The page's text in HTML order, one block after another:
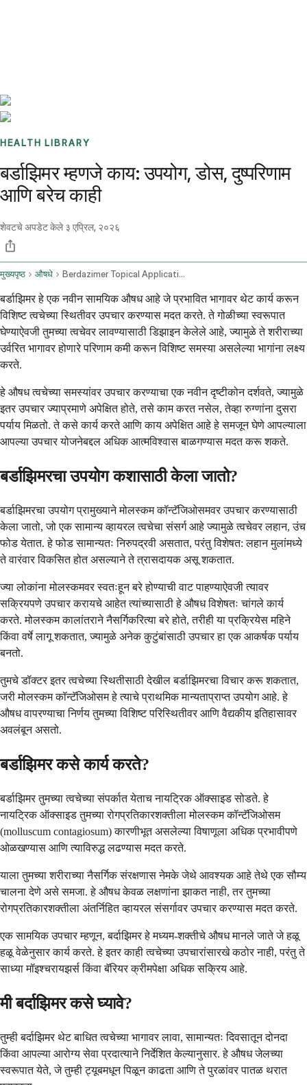
HEALTH LIBRARY
बर्डाझिमर म्हणजे काय: उपयोग, डोस, दुष्परिणाम
आणि बरेच काही
शेवटचे अपडेट केले ३ एप्रिल, २०२६
मुख्यपृष्ठ औषधे Berdazimer Topical Application Route
बर्डाझिमर हे एक नवीन सामयिक औषध आहे जे प्रभावित भागावर थेट कार्य करून
विशिष्ट त्वचेच्या स्थितीवर उपचार करण्यास मदत करते. ते गोळीच्या स्वरूपात
घेण्याऐवजी तुमच्या त्वचेवर लावण्यासाठी डिझाइन केलेले आहे, ज्यामुळे ते शरीराच्या
उर्वरित भागावर होणारे परिणाम कमी करून विशिष्ट समस्या असलेल्या भागांना लक्ष्य
करते.
हे औषध त्वचेच्या समस्यांवर उपचार करण्याचा एक नवीन दृष्टीकोन दर्शवते, ज्यामुळे
इतर उपचार ज्याप्रमाणे अपेक्षित होते, तसे काम करत नसेल, तेव्हा रुग्णांना दुसरा
पर्याय मिळतो. ते कसे कार्य करते आणि काय अपेक्षित आहे हे समजून घेणे आपल्याला
आपल्या उपचार योजनेबद्दल अधिक आत्मविश्वास बाळगण्यास मदत करू शकते.
बर्डाझिमरचा उपयोग कशासाठी केला जातो?
बर्डाझिमरचा उपयोग प्रामुख्याने मोलस्कम कॉन्टॅजिओसमवर उपचार करण्यासाठी
केला जातो, जो एक सामान्य व्हायरल त्वचेचा संसर्ग आहे ज्यामुळे त्वचेवर लहान, उंच
फोड येतात. हे फोड सामान्यतः निरुपद्रवी असतात, परंतु विशेषत: लहान मुलांमध्ये
ते वारंवार विकसित होत असल्याने ते त्रासदायक असू शकतात.
ज्या लोकांना मोलस्कमवर स्वतःहून बरे होण्याची वाट पाहण्याऐवजी त्यावर
सक्रियपणे उपचार करायचे आहेत त्यांच्यासाठी हे औषध विशेषतः चांगले कार्य
करते. मोलस्कम कालांतराने नैसर्गिकरित्या बरे होते, तरीही या प्रक्रियेस महिने
किंवा वर्षे लागू शकतात, ज्यामुळे अनेक कुटुंबांसाठी उपचार हा एक आकर्षक पर्याय
बनतो.
तुमचे डॉक्टर इतर त्वचेच्या स्थितीसाठी देखील बर्डाझिमरचा विचार करू शकतात,
जरी मोलस्कम कॉन्टॅजिओसम हे त्याचे प्राथमिक मान्यताप्राप्त उपयोग आहे. हे
औषध वापरण्याचा निर्णय तुमच्या विशिष्ट परिस्थितीवर आणि वैद्यकीय इतिहासावर
अवलंबून असतो.
बर्डाझिमर कसे कार्य करते?
बर्डाझिमर तुमच्या त्वचेच्या संपर्कात येताच नायट्रिक ऑक्साइड सोडते. हे
नायट्रिक ऑक्साइड तुमच्या रोगप्रतिकारशक्तीला मोलस्कम कॉन्टॅजिओसम
(molluscum contagiosum) कारणीभूत असलेल्या विषाणूला अधिक प्रभावीपणे
ओळखण्यास आणि त्याविरुद्ध लढण्यास मदत करते.
याला तुमच्या शरीराच्या नैसर्गिक संरक्षणास नेमके जेथे आवश्यक आहे तेथे एक सौम्य
चालना देणे असे समजा. हे औषध केवळ लक्षणांना झाकत नाही, तर तुमच्या
रोगप्रतिकारशक्तीला अंतर्निहित व्हायरल संसर्गावर उपचार करण्यास मदत करते.
एक सामयिक उपचार म्हणून, बर्दाझिमर हे मध्यम-शक्तीचे औषध मानले जाते जे हळू
हळू वेळेनुसार कार्य करते. हे इतर काही त्वचेच्या उपचारांसारखे कठोर नाही, परंतु ते
साध्या मॉइश्चरायझर्स किंवा बॅरियर क्रीमपेक्षा अधिक सक्रिय आहे.
मी बर्दाझिमर कसे घ्यावे?
तुम्ही बर्दाझिमर थेट बाधित त्वचेच्या भागावर लावा, सामान्यतः दिवसातून दोनदा
किंवा आपल्या आरोग्य सेवा प्रदात्याने निर्देशित केल्यानुसार. हे औषध जेलच्या
स्वरूपात येते, जे तुम्ही ट्यूबमधून पिळून काढता आणि ते पुरळांवर पातळ थरात